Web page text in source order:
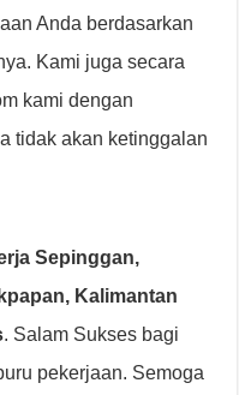
Anda berdasarkan
Kami juga secara
kami dengan
tidak akan ketinggalan
Sepinggan,
Kalimantan
. Salam Sukses bagi
pekerjaan. Semoga